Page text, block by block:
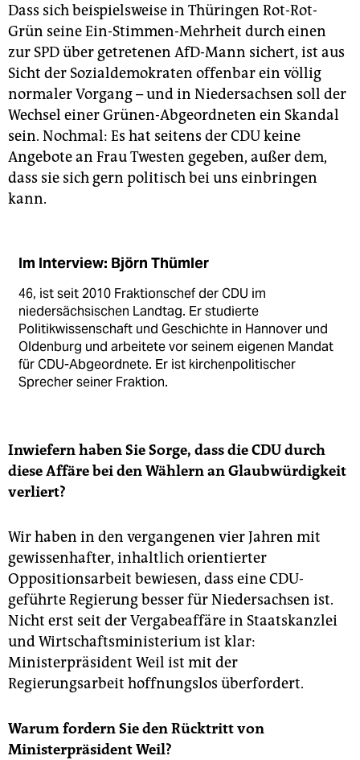
Dass sich beispielsweise in Thüringen Rot-Rot-
Grün seine Ein-Stimmen-Mehrheit durch einen
zur SPD über getretenen AfD-Mann sichert, ist aus
Sicht der Sozialdemokraten offenbar ein völlig
normaler Vorgang – und in Niedersachsen soll der
Wechsel einer Grünen-Abgeordneten ein Skandal
sein. Nochmal: Es hat seitens der CDU keine
Angebote an Frau Twesten gegeben, außer dem,
dass sie sich gern politisch bei uns einbringen
kann.
Im Interview: Björn Thümler
46, ist seit 2010 Fraktionschef der CDU im
niedersächsischen Landtag. Er studierte
Politikwissenschaft und Geschichte in Hannover und
Oldenburg und arbeitete vor seinem eigenen Mandat
für CDU-Abgeordnete. Er ist kirchenpolitischer
Sprecher seiner Fraktion.
Inwiefern haben Sie Sorge, dass die CDU durch
diese Affäre bei den Wählern an Glaubwürdigkeit
verliert?
Wir haben in den vergangenen vier Jahren mit
gewissenhafter, inhaltlich orientierter
Oppositionsarbeit bewiesen, dass eine CDU-
geführte Regierung besser für Niedersachsen ist.
Nicht erst seit der Vergabeaffäre in Staatskanzlei
und Wirtschaftsministerium ist klar:
Ministerpräsident Weil ist mit der
Regierungsarbeit hoffnungslos überfordert.
Warum fordern Sie den Rücktritt von
Ministerpräsident Weil?